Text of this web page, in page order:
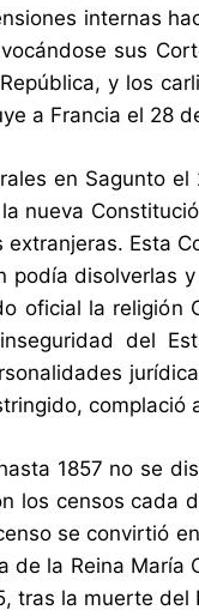
internas
sus
y los
a Francia el 28
en Sagunto
nueva
Esta
disolverlas
oficial la religión
del
1857 no se
los censos
se convirtió
la Reina
tras la muerte del